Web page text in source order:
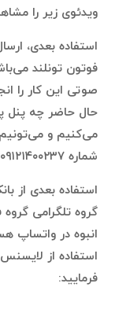
ویدئوی زیر را
استفاده بعدی،
فوتون تونلند
صوتی این کار را
حال حاضر چه پنل
می‌کنیم و می‌تونیم
شماره ۰۹۱۲۱۴۰۰۲۳۷ پیام ارسال فرمایید.
استفاده بعدی از
گروه تلگرامی
انبوه در
استفاده از
فرمایید: